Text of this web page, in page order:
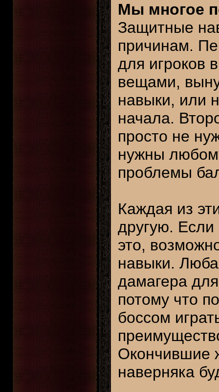
Мы многое
Защитные
причинам.
для игроков
вещами,
навыки, или
начала.
просто не
нужны
проблемы
Каждая из
другую. Если
это,
навыки.
дамагера
потому что
боссом
Окончившие
наверняка